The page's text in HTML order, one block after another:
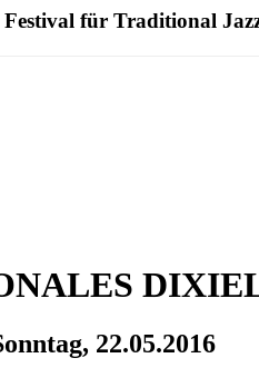
Festival für Traditional
22.05.2016